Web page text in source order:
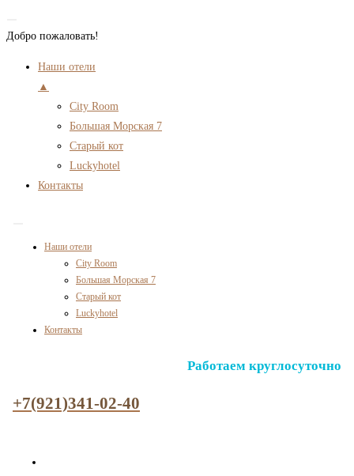
Добро пожаловать!
Наши отели
▲
City Room
Большая Морская 7
Старый кот
Luckyhotel
Контакты
содержимому
Наши отели
City Room
Большая Морская 7
Старый кот
Luckyhotel
Контакты
Работаем круглосуточно
+7(921)341-02-40